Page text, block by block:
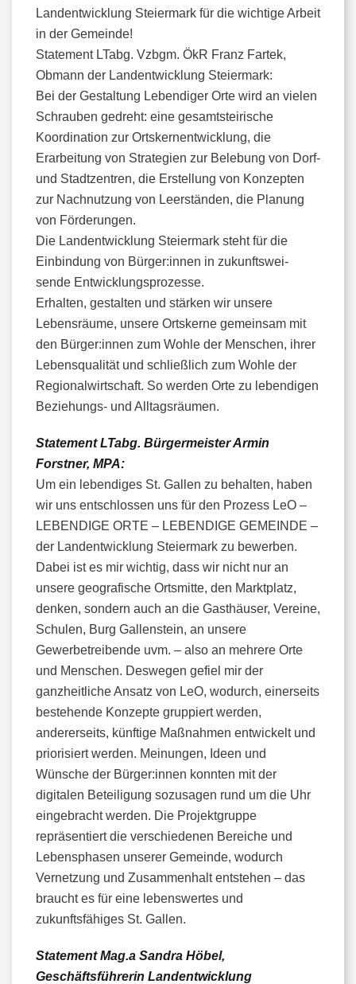
Landentwicklung Steiermark für die wichtige Arbeit
in der Gemeinde!
Statement LTabg. Vzbgm. ÖkR Franz Fartek,
Obmann der Landentwicklung Steiermark:
Bei der Gestaltung Lebendiger Orte wird an vielen
Schrauben gedreht: eine gesamtsteirische
Koordination zur Ortskernentwicklung, die
Erarbeitung von Strategien zur Belebung von Dorf-
und Stadtzentren, die Erstellung von Konzepten
zur Nachnutzung von Leerständen, die Planung
von Förderungen.
Die Landentwicklung Steiermark steht für die
Einbindung von Bürger:innen in zukunftswei-
sende Entwicklungsprozesse.
Erhalten, gestalten und stärken wir unsere
Lebensräume, unsere Ortskerne gemeinsam mit
den Bürger:innen zum Wohle der Menschen, ihrer
Lebensqualität und schließlich zum Wohle der
Regionalwirtschaft. So werden Orte zu lebendigen
Beziehungs- und Alltagsräumen.
Statement LTabg. Bürgermeister Armin
Forstner, MPA:
Um ein lebendiges St. Gallen zu behalten, haben
wir uns entschlossen uns für den Prozess LeO –
LEBENDIGE ORTE – LEBENDIGE GEMEINDE –
der Landentwicklung Steiermark zu bewerben.
Dabei ist es mir wichtig, dass wir nicht nur an
unsere geografische Ortsmitte, den Marktplatz,
denken, sondern auch an die Gasthäuser, Vereine,
Schulen, Burg Gallenstein, an unsere
Gewerbetreibende uvm. – also an mehrere Orte
und Menschen. Deswegen gefiel mir der
ganzheitliche Ansatz von LeO, wodurch, einerseits
bestehende Konzepte gruppiert werden,
andererseits, künftige Maßnahmen entwickelt und
priorisiert werden. Meinungen, Ideen und
Wünsche der Bürger:innen konnten mit der
digitalen Beteiligung sozusagen rund um die Uhr
eingebracht werden. Die Projektgruppe
repräsentiert die verschiedenen Bereiche und
Lebensphasen unserer Gemeinde, wodurch
Vernetzung und Zusammenhalt entstehen – das
braucht es für eine lebenswertes und
zukunftsfähiges St. Gallen.
Statement Mag.a Sandra Höbel,
Geschäftsführerin Landentwicklung